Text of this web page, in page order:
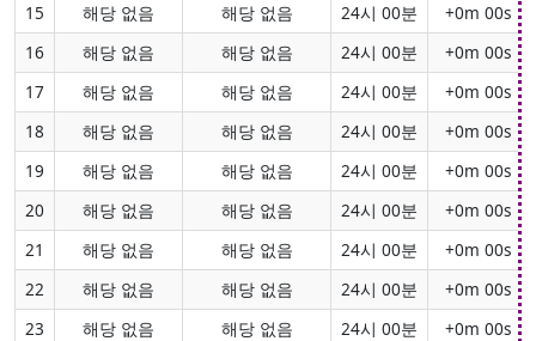
15
해당 없음 해당 없음 24시 00분
+0m 00s
16
해당 없음 해당 없음 24시 00분
+0m 00s
17
해당 없음 해당 없음 24시 00분
+0m 00s
18
해당 없음 해당 없음 24시 00분
+0m 00s
19
해당 없음 해당 없음 24시 00분
+0m 00s
20
해당 없음 해당 없음 24시 00분
+0m 00s
21
해당 없음 해당 없음 24시 00분
+0m 00s
22
해당 없음 해당 없음 24시 00분
+0m 00s
23
해당 없음 해당 없음 24시 00분
+0m 00s